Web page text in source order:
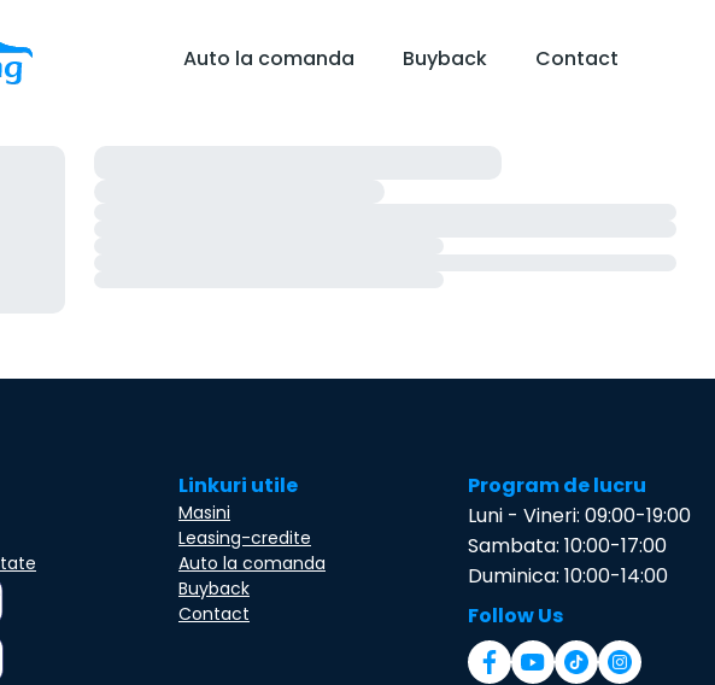
Auto la comanda Buyback Contact
Linkuri utile
Masini
Leasing-credite
Auto la comanda
Buyback
Contact
Program de lucru
Luni - Vineri: 09:00-19:00
Sambata: 10:00-17:00
Duminica: 10:00-14:00
Follow Us